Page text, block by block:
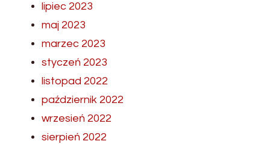
lipiec 2023
maj 2023
marzec 2023
styczeń 2023
listopad 2022
październik 2022
wrzesień 2022
sierpień 2022